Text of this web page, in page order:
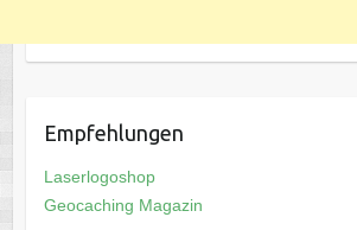
Empfehlungen
Laserlogoshop
Geocaching Magazin